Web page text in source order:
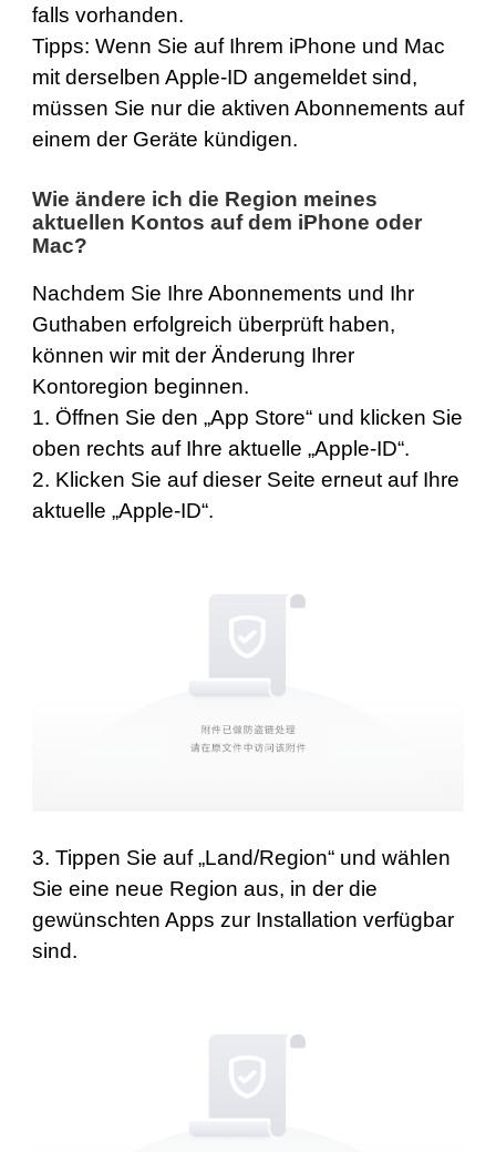
falls vorhanden.
Tipps: Wenn Sie auf Ihrem iPhone und Mac
mit derselben Apple-ID angemeldet sind,
müssen Sie nur die aktiven Abonnements auf
einem der Geräte kündigen.
Wie ändere ich die Region meines
aktuellen Kontos auf dem iPhone oder
Mac?
Nachdem Sie Ihre Abonnements und Ihr
Guthaben erfolgreich überprüft haben,
können wir mit der Änderung Ihrer
Kontoregion beginnen.
1. Öffnen Sie den „App Store“ und klicken Sie
oben rechts auf Ihre aktuelle „Apple-ID“.
2. Klicken Sie auf dieser Seite erneut auf Ihre
aktuelle „Apple-ID“.
3. Tippen Sie auf „Land/Region“ und wählen
Sie eine neue Region aus, in der die
gewünschten Apps zur Installation verfügbar
sind.